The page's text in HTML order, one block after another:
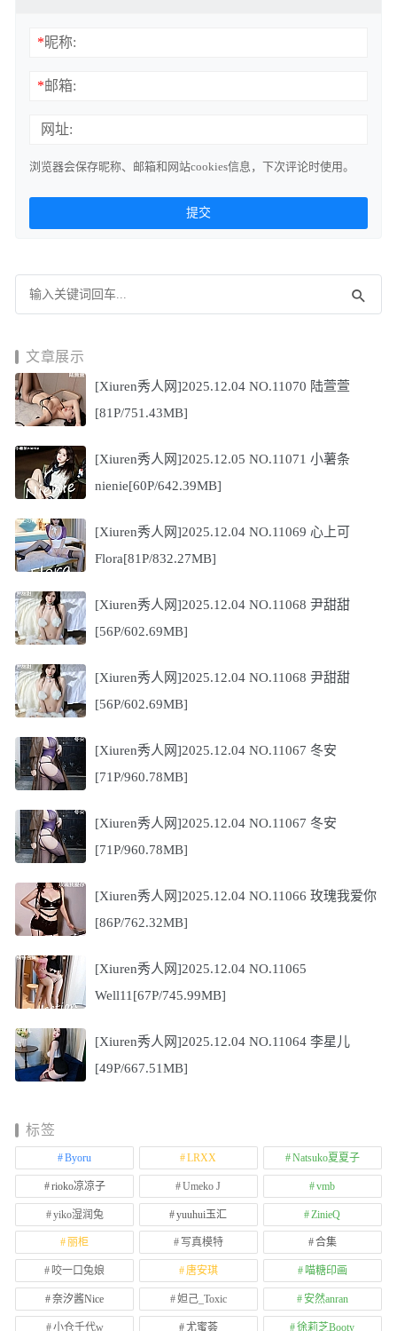
*昵称:
*邮箱:
网址:
浏览器会保存昵称、邮箱和网站cookies信息，下次评论时使用。
文章展示
[Xiuren秀人网]2025.12.04 NO.11070 陆萱萱
[81P/751.43MB]
[Xiuren秀人网]2025.12.05 NO.11071 小薯条
nienie[60P/642.39MB]
[Xiuren秀人网]2025.12.04 NO.11069 心上可
Flora[81P/832.27MB]
[Xiuren秀人网]2025.12.04 NO.11068 尹甜甜
[56P/602.69MB]
[Xiuren秀人网]2025.12.04 NO.11068 尹甜甜
[56P/602.69MB]
[Xiuren秀人网]2025.12.04 NO.11067 冬安
[71P/960.78MB]
[Xiuren秀人网]2025.12.04 NO.11067 冬安
[71P/960.78MB]
[Xiuren秀人网]2025.12.04 NO.11066 玫瑰我爱你
[86P/762.32MB]
[Xiuren秀人网]2025.12.04 NO.11065
Well11[67P/745.99MB]
[Xiuren秀人网]2025.12.04 NO.11064 李星儿
[49P/667.51MB]
标签
Byoru LRXX Natsuko夏夏子
rioko凉凉子 Umeko J vmb
yiko湿润兔 yuuhui玉汇 ZinieQ
丽柜 写真模特 合集
咬一口兔娘 唐安琪 喵糖印画
奈汐酱Nice 妲己_Toxic 安然anran
小仓千代w 尤蜜荟 徐莉芝Booty